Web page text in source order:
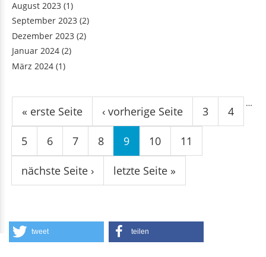
August 2023 (1)
September 2023 (2)
Dezember 2023 (2)
Januar 2024 (2)
März 2024 (1)
Seiten
« erste Seite ‹ vorherige Seite
…
3 4
5 6 7 8 9 10 11
nächste Seite › letzte Seite »
tweet teilen